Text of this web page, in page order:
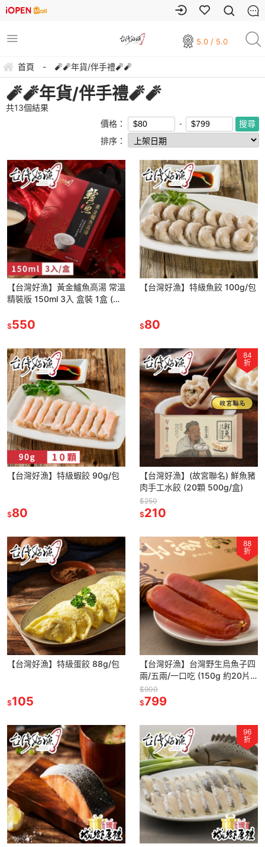
5.0 / 5.0
首頁 - 🧨🧨年貨/伴手禮🧨🧨
🧨🧨年貨/伴手禮🧨🧨
共13個結果
價格：
排序：
【台灣好漁】黃金鱸魚高湯 常溫
精裝版 150ml 3入 盒裝 1盒 (共
$550
【台灣好漁】特級魚餃 100g/包
$80
【台灣好漁】特級蝦餃 90g/包
$80
84
折
【台灣好漁】(故宮聯名) 鮮魚豬
肉手工水餃 (20顆 500g/盒)
$250
$210
【台灣好漁】特級蛋餃 88g/包
$105
88
折
【台灣好漁】台灣野生烏魚子四
兩/五兩/一口吃 (150g 約20片/
包) 年菜 伴手禮 過年送禮
$900
$799
96
折